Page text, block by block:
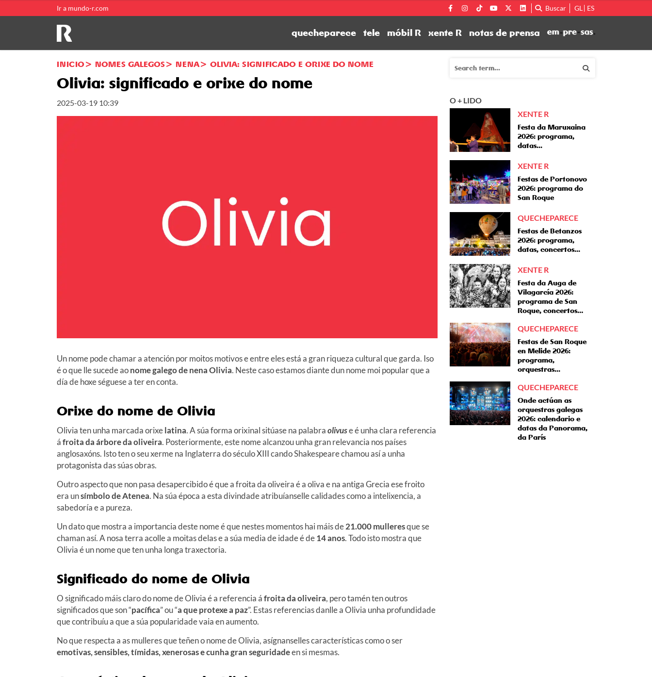
Ir a mundo-r.com Buscar GL ES
quecheparece tele móbil R xente R notas de prensa
INICIO NOMES GALEGOS NENA OLIVIA: SIGNIFICADO E ORIXE DO NOME
Olivia: significado e orixe do nome
2025-03-19 10:39
Un nome pode chamar a atención por moitos motivos e entre eles está a gran riqueza cultural que garda. Iso
é o que lle sucede aonome galego de nena Olivia. Neste caso estamos diante dun nome moi popular que a
día de hoxe séguese a ter en conta.
Orixe do nome de Olivia
Olivia ten unha marcada orixelatina. A súa forma orixinal sitúase na palabraolivuse é unha clara referencia
áfroita da árbore da oliveira. Posteriormente, este nome alcanzou unha gran relevancia nos países
anglosaxóns. Isto ten o seu xerme na Inglaterra do século XIII cando Shakespeare chamou así a unha
protagonista das súas obras.
Outro aspecto que non pasa desapercibido é que a froita da oliveira é a oliva e na antiga Grecia ese froito
era unsímbolo de Atenea. Na súa época a esta divindade atribuíanselle calidades como a intelixencia, a
sabedoría e a pureza.
Un dato que mostra a importancia deste nome é que nestes momentos hai máis de21.000 mulleresque se
chaman así. A nosa terra acolle a moitas delas e a súa media de idade é de14 anos. Todo isto mostra que
Olivia é un nome que ten unha longa traxectoria.
Significado do nome de Olivia
O significado máis claro do nome de Olivia é a referencia áfroita da oliveira, pero tamén ten outros
significados que son “pacífica” ou “a que protexe a paz”. Estas referencias danlle a Olivia unha profundidade
que contribuíu a que a súa popularidade vaia en aumento.
No que respecta a as mulleres que teñen o nome de Olivia, asígnanselles características como o ser
emotivas, sensibles, tímidas, xenerosas e cunha gran seguridadeen si mesmas.
O + LIDO
XENTE R
Festa da Maruxaina
2026: programa,
datas...
XENTE R
Festas de Portonovo
2026: programa do
San Roque
QUECHEPARECE
Festas de Betanzos
2026: programa,
datas, concertos...
XENTE R
Festa da Auga de
Vilagarcía 2026:
programa de San
Roque, concertos…
QUECHEPARECE
Festas de San Roque
en Melide 2026:
programa,
orquestras...
QUECHEPARECE
Onde actúan as
orquestras galegas
2026: calendario e
datas da Panorama,
da París